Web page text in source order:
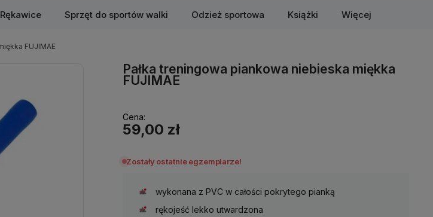
Rękawice Sprzęt do sportów walki Odzież sportowa Książki Więcej
FUJIMAE
Pałka treningowa piankowa niebieska miękka
FUJIMAE
Cena:
59,00 zł
Zostały ostatnie egzemplarze!
wykonana z PVC w całości pokrytego pianką
rękojeść lekko utwardzona